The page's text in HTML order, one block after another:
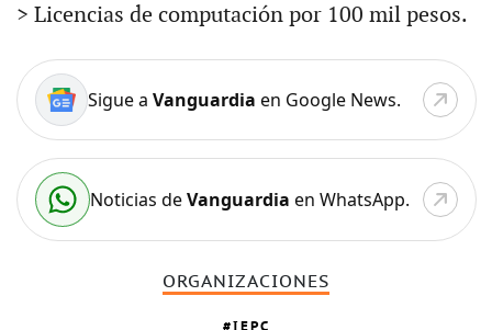
> Licencias de computación por 100 mil pesos.
Sigue a Vanguardia en Google News.
Noticias deVanguardia en WhatsApp.
ORGANIZACIONES